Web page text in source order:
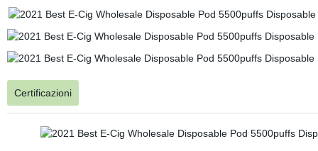
Certificazioni